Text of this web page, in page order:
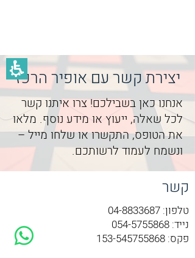
יצירת קשר עם אופיר הרפז
אנחנו כאן בשבילכם! צרו איתנו קשר
לכל שאלה, ייעוץ או מידע נוסף. מלאו
את הטופס, התקשרו או שלחו מייל –
ונשמח לעמוד לרשותכם.
קשר
טלפון: 04-8833687
נייד: 054-5755868
פקס: 153-545755868